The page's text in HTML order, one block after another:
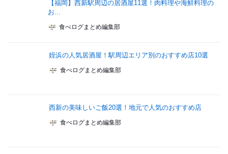
【福岡】西新駅周辺の居酒屋11選！肉料理や海鮮料理の
お...
食べログまとめ編集部
姪浜の人気居酒屋！駅周辺エリア別のおすすめ店10選
食べログまとめ編集部
西新の美味しいご飯20選！地元で人気のおすすめ店
食べログまとめ編集部